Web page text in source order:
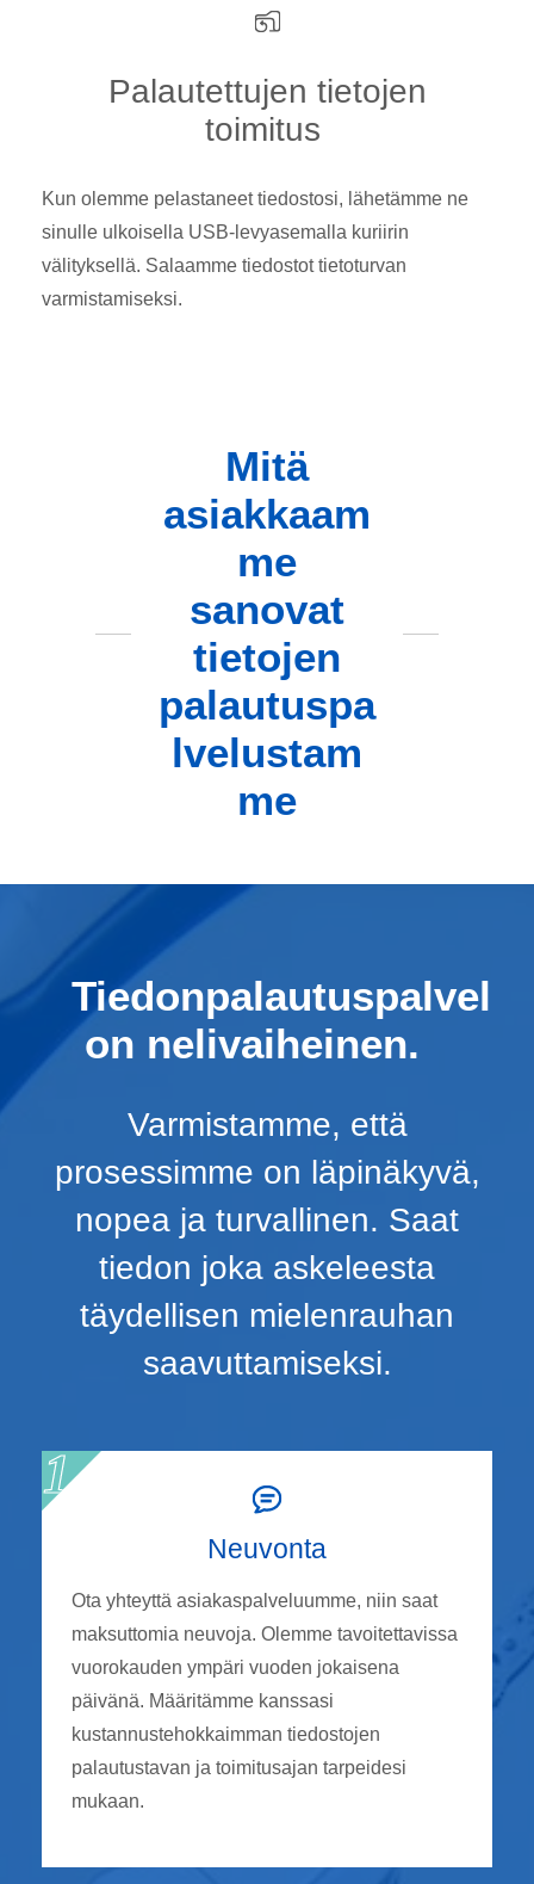
Palautettujen tietojen
toimitus
Kun olemme pelastaneet tiedostosi, lähetämme ne
sinulle ulkoisella USB-levyasemalla kuriirin
välityksellä. Salaamme tiedostot tietoturvan
varmistamiseksi.
Mitä
asiakkaam
me
sanovat
tietojen
palautuspa
lvelustam
me
on nelivaiheinen.
Varmistamme, että
prosessimme on läpinäkyvä,
nopea ja turvallinen. Saat
tiedon joka askeleesta
täydellisen mielenrauhan
saavuttamiseksi.
Neuvonta
Ota yhteyttä asiakaspalveluumme, niin saat
maksuttomia neuvoja. Olemme tavoitettavissa
vuorokauden ympäri vuoden jokaisena
päivänä. Määritämme kanssasi
kustannustehokkaimman tiedostojen
palautustavan ja toimitusajan tarpeidesi
mukaan.